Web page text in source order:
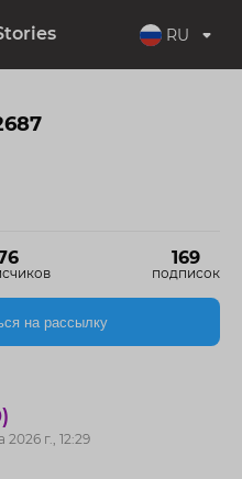
RU
169
подписок
на рассылку
г., 12:29